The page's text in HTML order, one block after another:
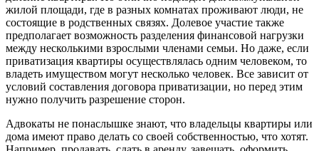
жилой площади, где в разных комнатах проживают люди, не
состоящие в родственных связях. Долевое участие также
предполагает возможность разделения финансовой нагрузки
между несколькими взрослыми членами семьи. Но даже, если
приватизация квартиры осуществлялась одним человеком, то
владеть имуществом могут несколько человек. Все зависит от
условий составления договора приватизации, но перед этим
нужно получить разрешение сторон.
Адвокаты не понаслышке знают, что владельцы квартиры или
дома имеют право делать со своей собственностью, что хотят.